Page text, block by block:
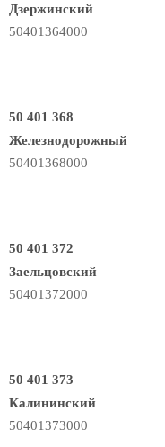
Дзержинский
50401364000
50 401 368
Железнодорожный
50401368000
50 401 372
Заельцовский
50401372000
50 401 373
Калининский
50401373000